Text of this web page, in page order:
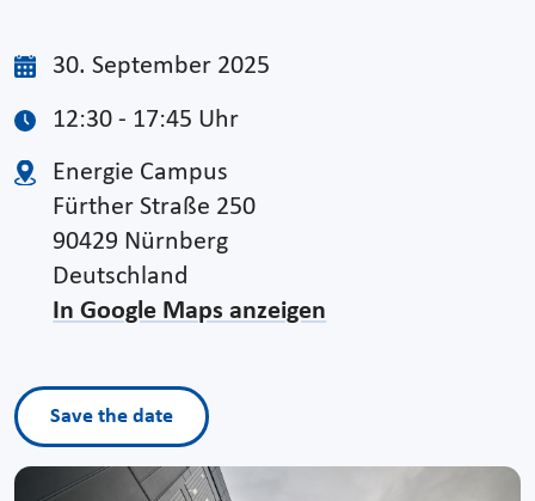
30. September 2025
12:30 - 17:45 Uhr
Energie Campus
Fürther Straße 250
90429 Nürnberg
Deutschland
In Google Maps anzeigen
Save the date